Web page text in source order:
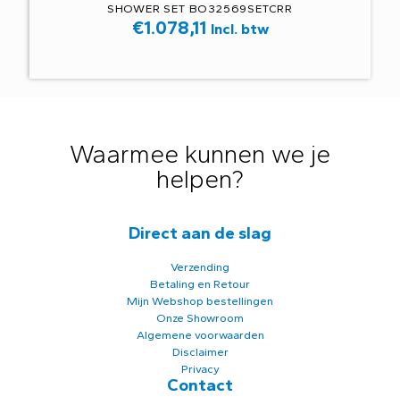
SHOWER SET BO32569SETCRR
€1.078,11 Incl. btw
Waarmee kunnen we je
helpen?
Direct aan de slag
Verzending
Betaling en Retour
Mijn Webshop bestellingen
Onze Showroom
Algemene voorwaarden
Disclaimer
Privacy
Contact